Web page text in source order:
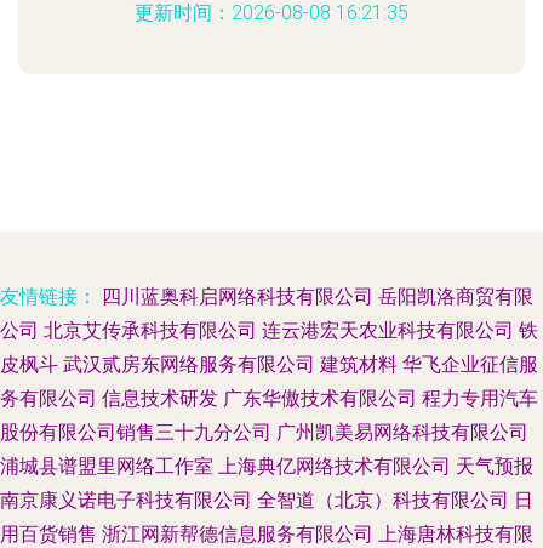
更新时间：2026-08-08 16:21:35
友情链接： 四川蓝奥科启网络科技有限公司 岳阳凯洛商贸有限
公司 北京艾传承科技有限公司 连云港宏天农业科技有限公司 铁
皮枫斗 武汉贰房东网络服务有限公司 建筑材料 华飞企业征信服
务有限公司 信息技术研发 广东华傲技术有限公司 程力专用汽车
股份有限公司销售三十九分公司 广州凯美易网络科技有限公司
浦城县谱盟里网络工作室 上海典亿网络技术有限公司 天气预报
南京康义诺电子科技有限公司 全智道（北京）科技有限公司 日
用百货销售 浙江网新帮德信息服务有限公司 上海唐林科技有限